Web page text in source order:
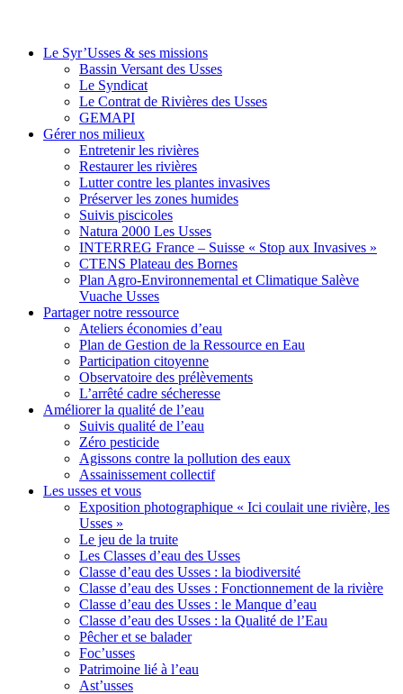
Le Syr’Usses & ses missions
Bassin Versant des Usses
Le Syndicat
Le Contrat de Rivières des Usses
GEMAPI
Gérernos milieux
Entretenir les rivières
Restaurer les rivières
Lutter contre les plantes invasives
Préserver les zones humides
Suivis piscicoles
Natura 2000 Les Usses
INTERREG France – Suisse « Stop aux Invasives »
CTENS Plateau des Bornes
Plan Agro-Environnemental et Climatique Salève
Vuache Usses
Partagernotre ressource
Ateliers économies d’eau
Plan de Gestion de la Ressource en Eau
Participation citoyenne
Observatoire des prélèvements
L’arrêté cadre sécheresse
Améliorerla qualité de l’eau
Suivis qualité de l’eau
Zéro pesticide
Agissons contre la pollution des eaux
Assainissement collectif
Les usses et vous
Exposition photographique « Ici coulait une rivière, les
Usses »
Le jeu de la truite
Les Classes d’eau des Usses
Classe d’eau des Usses : la biodiversité
Classe d’eau des Usses : Fonctionnement de la rivière
Classe d’eau des Usses : le Manque d’eau
Classe d’eau des Usses : la Qualité de l’Eau
Pêcher et se balader
Foc’usses
Patrimoine lié à l’eau
Ast’usses